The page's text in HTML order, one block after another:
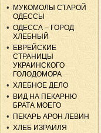
МУКОМОЛЫ СТАРОЙ
ОДЕССЫ
ОДЕССА – ГОРОД
ХЛЕБНЫЙ
ЕВРЕЙСКИЕ
СТРАНИЦЫ
УКРАИНСКОГО
ГОЛОДОМОРА
ХЛЕБНОЕ ДЕЛО
ВИД НА ПЕКАРНЮ
БРАТА МОЕГО
ПЕКАРЬ АРОН ЛЕВИН
ХЛЕБ ИЗРАИЛЯ